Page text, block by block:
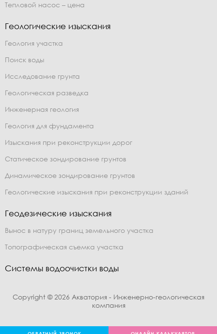
Тепловой насос – цена
Геологические изыскания
Геология участка
Поиск воды
Исследование грунта
Геологическая разведка
Инженерная геология
Геология для фундамента
Изыскания при реконструкции дорог
Статическое зондирование грунтов
Динамическое зондирование грунтов
Геологические изыскания при реконструкции зданий
Геодезические изыскания
Вынос в натуру границ земельного участка
Топографическая съемка участка
Системы водоочистки воды
Copyright © 2026 Акватория - Инженерно-геологическая
компания